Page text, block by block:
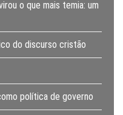
o que mais temia: um
do discurso cristão
política de governo